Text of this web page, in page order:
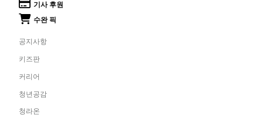
기사 후원
수완 픽
공지사항
키즈판
커리어
청년공감
청라온